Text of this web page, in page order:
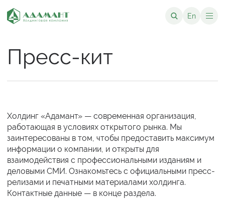
En
Пресс-кит
Холдинг «Адамант» — современная организация,
работающая в условиях открытого рынка. Мы
заинтересованы в том, чтобы предоставить максимум
информации о компании, и открыты для
взаимодействия с профессиональными изданиям и
деловыми СМИ. Ознакомьтесь с официальными пресс-
релизами и печатными материалами холдинга.
Контактные данные — в конце раздела.